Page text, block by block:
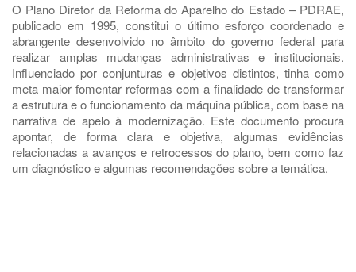
O Plano Diretor da Reforma do Aparelho do Estado – PDRAE,
publicado em 1995, constitui o último esforço coordenado e
abrangente desenvolvido no âmbito do governo federal para
realizar amplas mudanças administrativas e institucionais.
Influenciado por conjunturas e objetivos distintos, tinha como
meta maior fomentar reformas com a finalidade de transformar
a estrutura e o funcionamento da máquina pública, com base na
narrativa de apelo à modernização. Este documento procura
apontar, de forma clara e objetiva, algumas evidências
relacionadas a avanços e retrocessos do plano, bem como faz
um diagnóstico e algumas recomendações sobre a temática.